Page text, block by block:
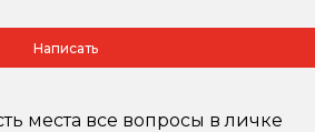
Написать
места все вопросы в личке